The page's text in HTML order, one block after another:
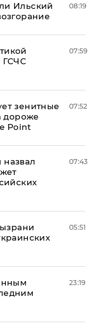
Ильский
08:19
ГСЧС
07:59
зенитные
дороже
Point
07:52
07:43
05:51
23:19